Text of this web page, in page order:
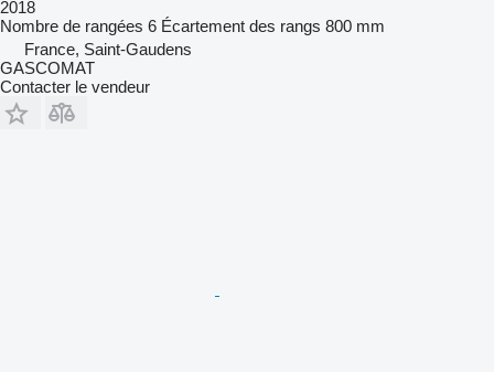
2018
Nombre de rangées 6 Écartement des rangs 800 mm
France, Saint-Gaudens
GASCOMAT
Contacter le vendeur